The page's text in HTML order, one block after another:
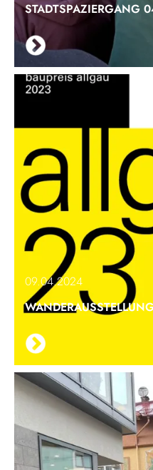
STADTSPAZIERGANG
09.04.2024